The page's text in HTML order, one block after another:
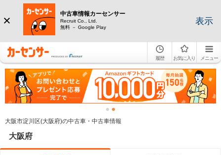
中古車情報カーセンサー
Recruit Co., Ltd.
無料 － Google Play
表示
履歴 お気に入り メニュー
大阪市淀川区(大阪府)の中古車・中古車情報
大阪府